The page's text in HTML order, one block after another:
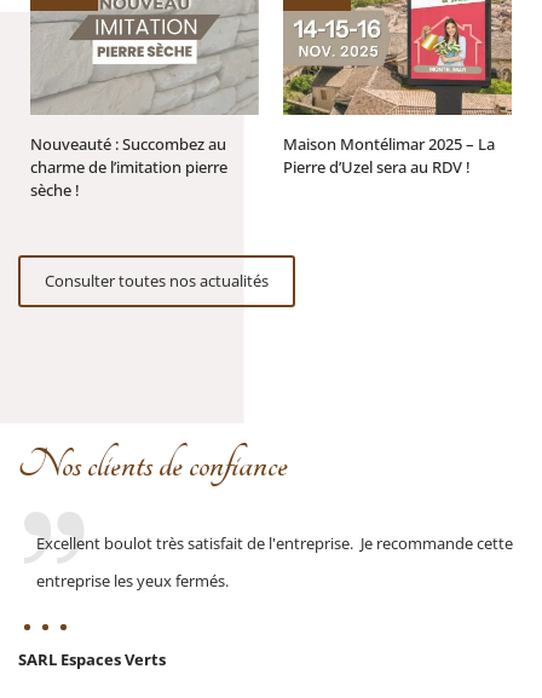
Nouveauté : Succombez au
charme de l’imitation pierre
sèche !
Maison Montélimar 2025 – La
Pierre d’Uzel sera au RDV !
Consulter toutes nos actualités
Nos clients de confiance
Excellent boulot très satisfait de l'entreprise. Je recommande cette
entreprise les yeux fermés.
SARL Espaces Verts